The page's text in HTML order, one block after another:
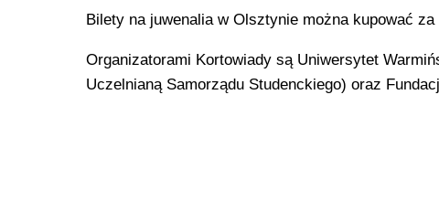
Bilety na juwenalia w Olsztynie można kupować za
Organizatorami Kortowiady są Uniwersytet
Uczelnianą Samorządu Studenckiego) oraz